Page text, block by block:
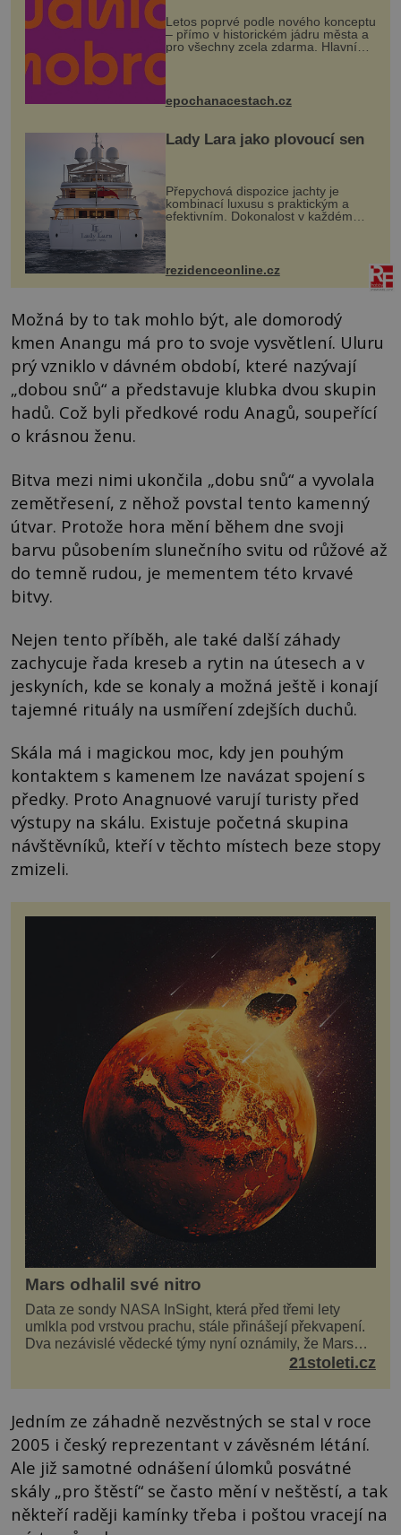
Letos poprvé podle nového konceptu
– přímo v historickém jádru města a
pro všechny zcela zdarma. Hlavní
program se odehraje na Karlově a
mohou těšit na víno, burčák, pes...
epochanacestach.cz
Lady Lara jako plovoucí sen
Přepychová dispozice jachty je
kombinací luxusu s praktickým a
efektivním. Dokonalost v každém
detailu představuje značka Fendi
Casa, kterou byly vybaveny její
paluby. Monacký přístav nabízí
každoročn...
rezidenceonline.cz
Možná by to tak mohlo být, ale domorodý
kmen Anangu má pro to svoje vysvětlení. Uluru
prý vzniklo v dávném období, které nazývají
„dobou snů“ a představuje klubka dvou skupin
hadů. Což byli předkové rodu Anagů, soupeřící
o krásnou ženu.
Bitva mezi nimi ukončila „dobu snů“ a vyvolala
zemětřesení, z něhož povstal tento kamenný
útvar. Protože hora mění během dne svoji
barvu působením slunečního svitu od růžové až
do temně rudou, je mementem této krvavé
bitvy.
Nejen tento příběh, ale také další záhady
zachycuje řada kreseb a rytin na útesech a v
jeskyních, kde se konaly a možná ještě i konají
tajemné rituály na usmíření zdejších duchů.
Skála má i magickou moc, kdy jen pouhým
kontaktem s kamenem lze navázat spojení s
předky. Proto Anagnuové varují turisty před
výstupy na skálu. Existuje početná skupina
návštěvníků, kteří v těchto místech beze stopy
zmizeli.
Mars odhalil své nitro
Data ze sondy NASA InSight, která před třemi lety
umlkla pod vrstvou prachu, stále přinášejí překvapení.
Dva nezávislé vědecké týmy nyní oznámily, že Mars
má nejen plášť plný trosek z dávných impaktů,...21stoleti.cz
Jedním ze záhadně nezvěstných se stal v roce
2005 i český reprezentant v závěsném létání.
Ale již samotné odnášení úlomků posvátné
skály „pro štěstí“ se často mění v neštěstí, a tak
někteří raději kamínky třeba i poštou vracejí na